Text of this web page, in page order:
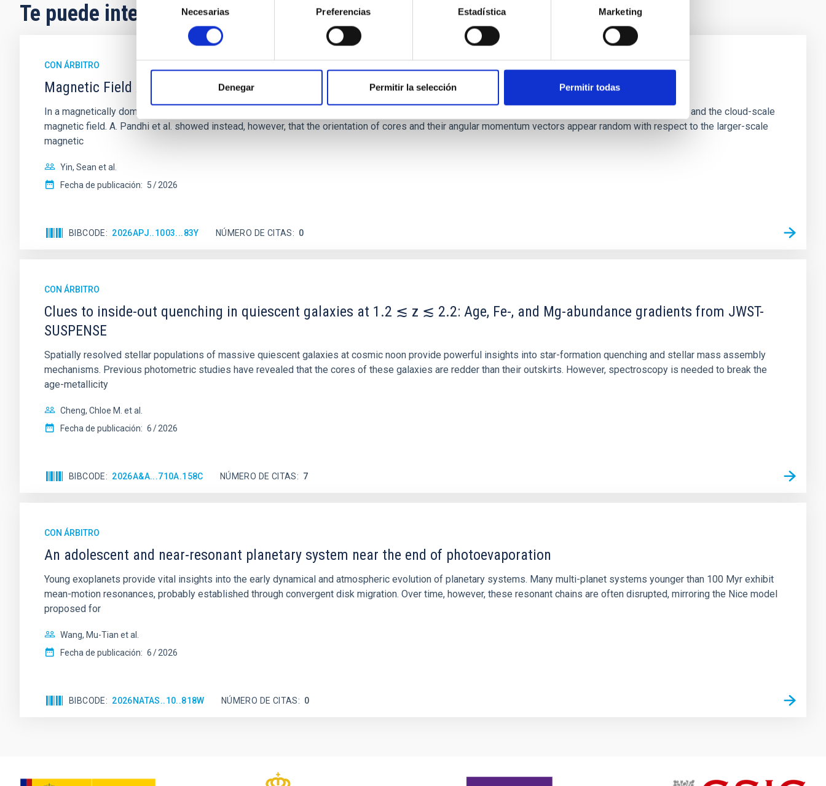
de
consentimiento
Necesarias Preferencias Estadística Marketing
Denegar Permitir la selección Permitir todas
Te puede interesar
CON ÁRBITRO
Magnetic Field Alignment with Dense Cores in the Transition between Cloud and Core Scales
In a magnetically dominated model of star formation, we expect to see alignments between the magnetic field orientation of star-forming dense cores and the cloud-scale
magnetic field. A. Pandhi et al. showed instead, however, that the orientation of cores and their angular momentum vectors appear random with respect to the larger-scale
magnetic
Yin, Sean et al.
Fecha de publicación: 5 2026
BIBCODE 2026APJ..1003...83Y NÚMERO DE CITAS 0
CON ÁRBITRO
Clues to inside-out quenching in quiescent galaxies at 1.2 ≲ z ≲ 2.2: Age, Fe-, and Mg-abundance gradients from JWST-
SUSPENSE
Spatially resolved stellar populations of massive quiescent galaxies at cosmic noon provide powerful insights into star-formation quenching and stellar mass assembly
mechanisms. Previous photometric studies have revealed that the cores of these galaxies are redder than their outskirts. However, spectroscopy is needed to break the
age-metallicity
Cheng, Chloe M. et al.
Fecha de publicación: 6 2026
BIBCODE 2026A&A...710A.158C NÚMERO DE CITAS 7
CON ÁRBITRO
An adolescent and near-resonant planetary system near the end of photoevaporation
Young exoplanets provide vital insights into the early dynamical and atmospheric evolution of planetary systems. Many multi-planet systems younger than 100 Myr exhibit
mean-motion resonances, probably established through convergent disk migration. Over time, however, these resonant chains are often disrupted, mirroring the Nice model
proposed for
Wang, Mu-Tian et al.
Fecha de publicación: 6 2026
BIBCODE 2026NATAS..10..818W NÚMERO DE CITAS 0